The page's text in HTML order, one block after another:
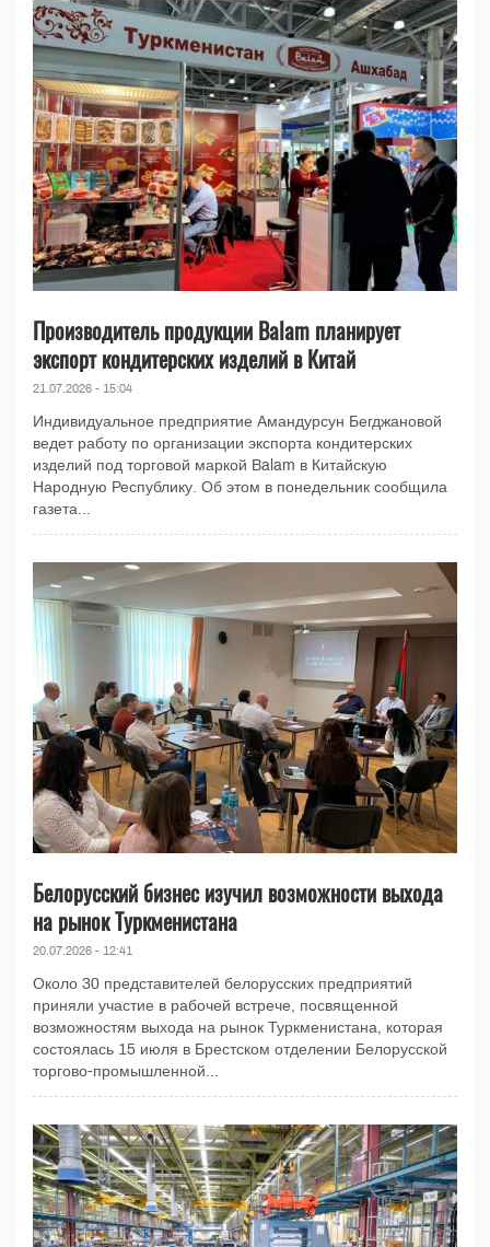
Производитель продукции Balam планирует
экспорт кондитерских изделий в Китай
21.07.2026 - 15:04
Индивидуальное предприятие Амандурсун Бегджановой
ведет работу по организации экспорта кондитерских
изделий под торговой маркой Balam в Китайскую
Народную Республику. Об этом в понедельник сообщила
газета...
Белорусский бизнес изучил возможности выхода
на рынок Туркменистана
20.07.2026 - 12:41
Около 30 представителей белорусских предприятий
приняли участие в рабочей встрече, посвященной
возможностям выхода на рынок Туркменистана, которая
состоялась 15 июля в Брестском отделении Белорусской
торгово-промышленной...